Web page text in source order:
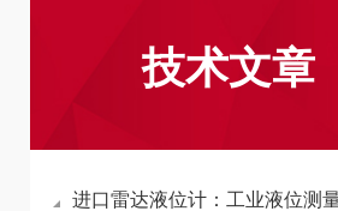
技术文章
进口雷达液位计：工业液位测量的核心设备与